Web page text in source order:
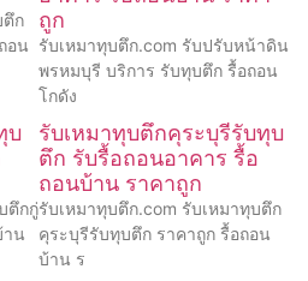
ตึก
อน
ถูก
รับเหมาทุบตึก.com รับปรับหน้าดิน
พรหมบุรี บริการ รับทุบตึก รื้อถอน
โกดัง
บ
ตึกกู่
าน
รับเหมาทุบตึกคุระบุรีรับทุบ
ตึก รับรื้อถอนอาคาร รื้อ
ถอนบ้าน ราคาถูก
รับเหมาทุบตึก.com รับเหมาทุบตึก
คุระบุรีรับทุบตึก ราคาถูก รื้อถอน
บ้าน ร